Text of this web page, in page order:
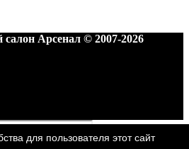
Арсенал © 2007-2026
для пользователя этот сайт